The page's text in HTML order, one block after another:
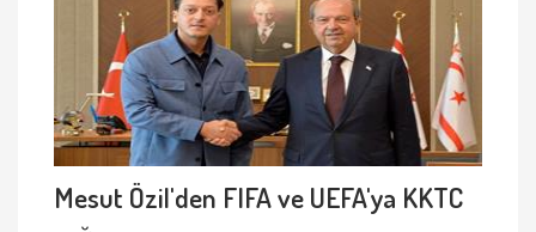
Mesut Özil'den FIFA ve UEFA'ya KKTC